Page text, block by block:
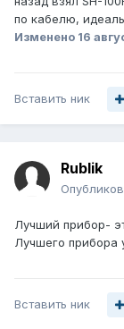
по кабелю,
Изменено 16
Вставить ник
Rublik
Лучший прибор-
Лучшего прибора
Вставить ник